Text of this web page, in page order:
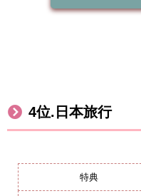
4位. 日本旅行
特典